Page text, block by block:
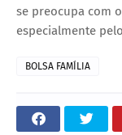
se preocupa com
especialmente
BOLSA FAMÍLIA